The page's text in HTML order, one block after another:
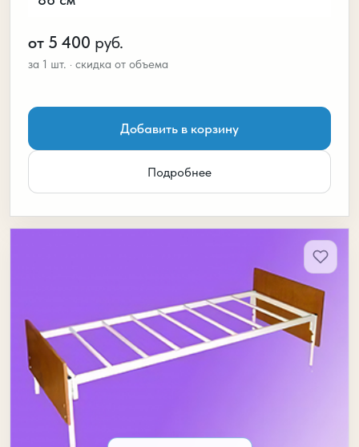
от 5 400 руб.
Добавить в корзину
Подробнее